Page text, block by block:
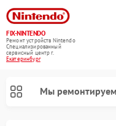
FIX-NINTENDO
Ремонт устройств Nintendo
Специализированный
cервисный центр г.
Екатеринбург
Мы ремонтируем